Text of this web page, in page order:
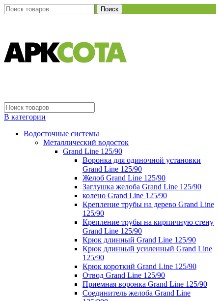
Поиск
В категории
Водосточные системы
Металлический водосток
Grand Line 125/90
Воронка для одиночной установки
Grand Line 125/90
Желоб Grand Line 125/90
Заглушка желоба Grand Line 125/90
колено Grand Line 125/90
Крепление трубы на дерево Grand Line
125/90
Крепление трубы на кирпичную стену
Grand Line 125/90
Крюк длинный Grand Line 125/90
Крюк длинный усиленный Grand Line
125/90
Крюк короткий Grand Line 125/90
Отвод Grand Line 125/90
Приемная воронка Grand Line 125/90
Соединитель желоба Grand Line